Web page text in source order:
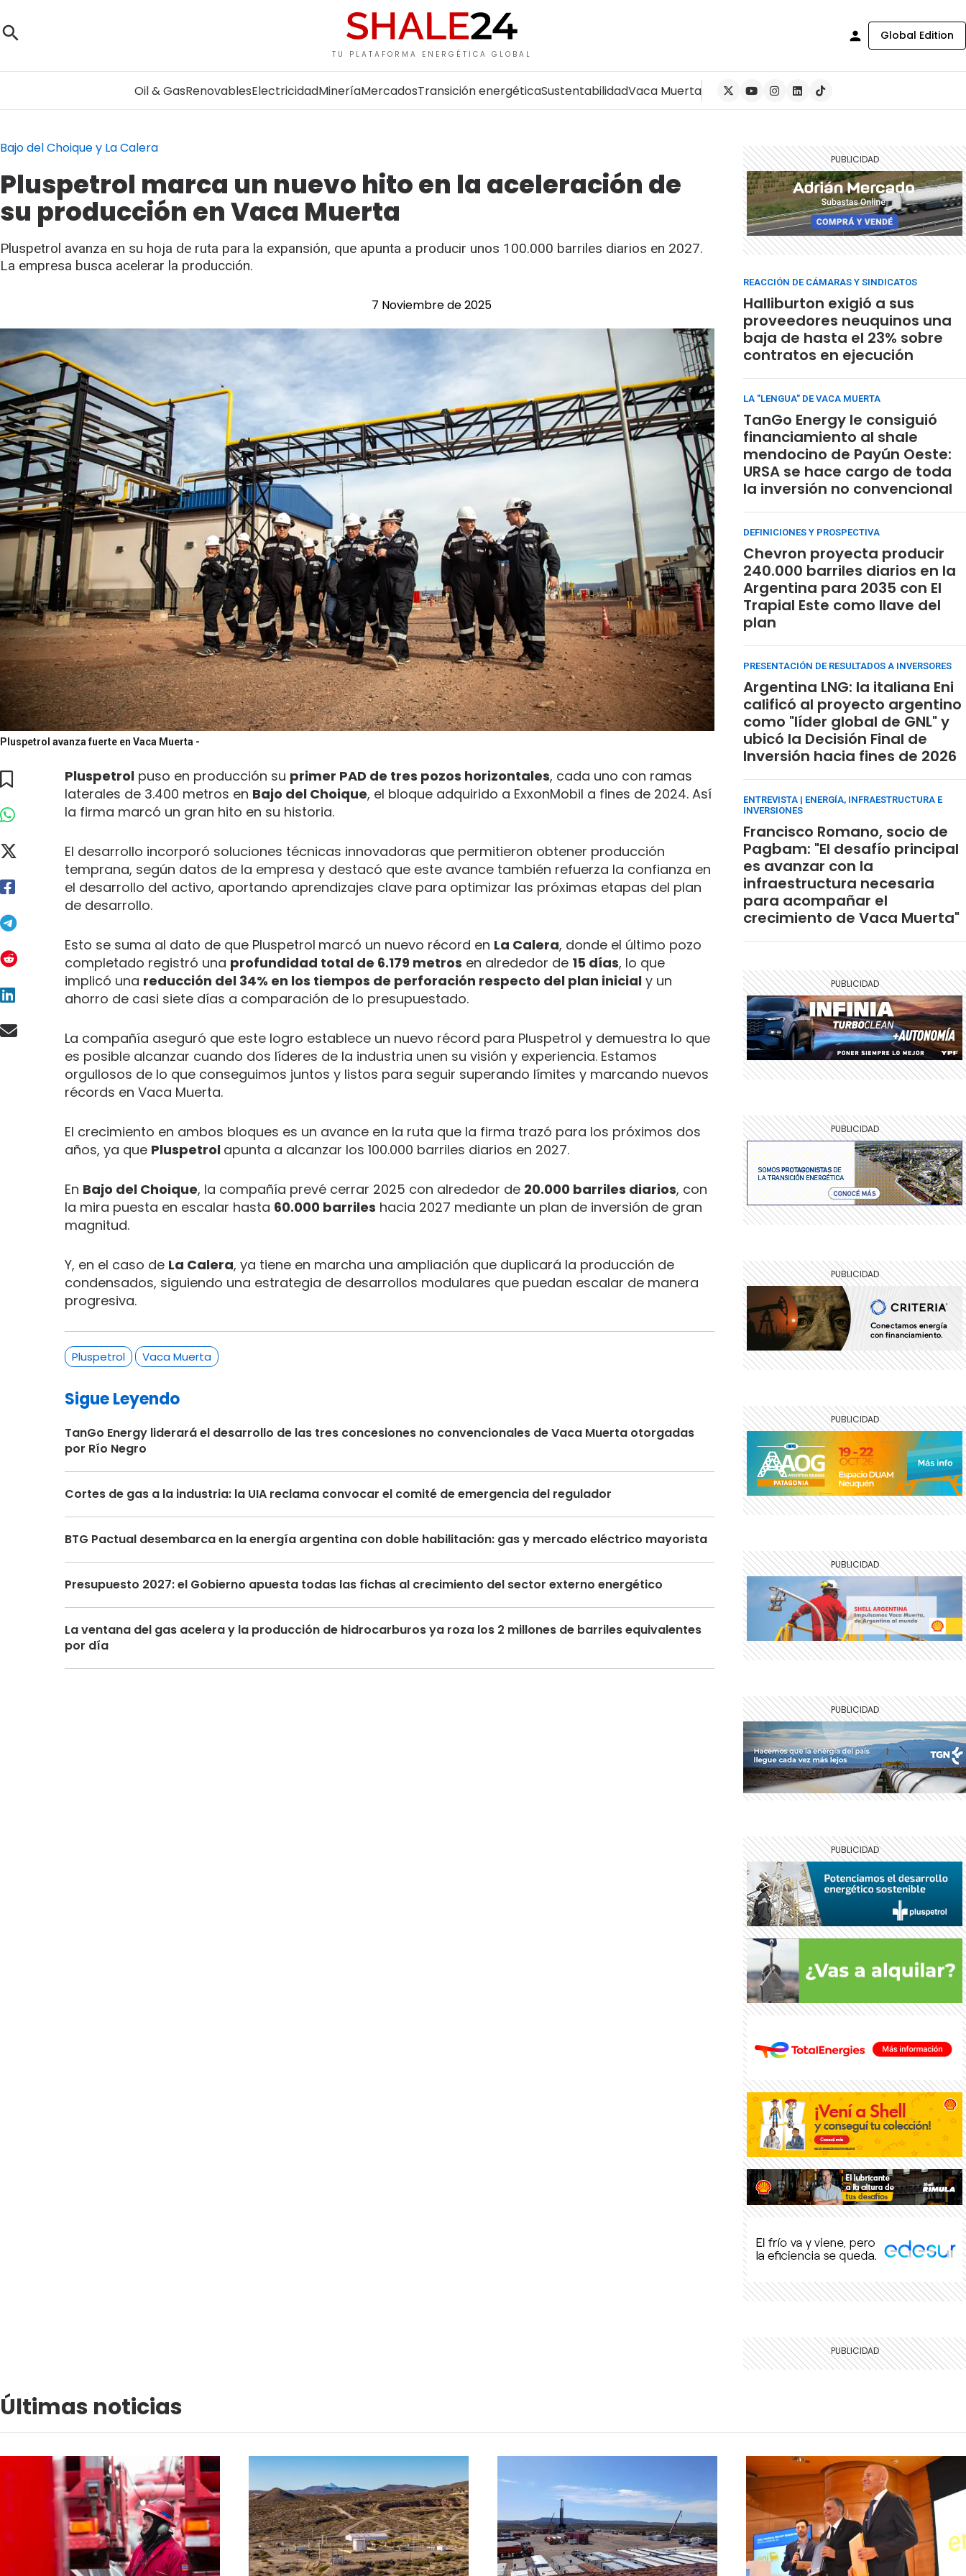
TU PLATAFORMA ENERGÉTICA GLOBAL
Global Edition
Oil & GasRenovablesElectricidadMineríaMercadosTransición energéticaSustentabilidadVaca Muerta
Bajo del Choique y La Calera
Pluspetrol marca un nuevo hito en la aceleración de
su producción en Vaca Muerta
Pluspetrol avanza en su hoja de ruta para la expansión, que apunta a producir unos 100.000 barriles diarios en 2027.
La empresa busca acelerar la producción.
7 Noviembre de 2025
Pluspetrol avanza fuerte en Vaca Muerta -
Pluspetrol puso en producción su primer PAD de tres pozos horizontales, cada uno con ramas
laterales de 3.400 metros en Bajo del Choique, el bloque adquirido a ExxonMobil a fines de 2024. Así
la firma marcó un gran hito en su historia.
El desarrollo incorporó soluciones técnicas innovadoras que permitieron obtener producción
temprana, según datos de la empresa y destacó que este avance también refuerza la confianza en
el desarrollo del activo, aportando aprendizajes clave para optimizar las próximas etapas del plan
de desarrollo.
Esto se suma al dato de que Pluspetrol marcó un nuevo récord en La Calera, donde el último pozo
completado registró una profundidad total de 6.179 metros en alrededor de 15 días, lo que
implicó una reducción del 34% en los tiempos de perforación respecto del plan inicial y un
ahorro de casi siete días a comparación de lo presupuestado.
La compañía aseguró que este logro establece un nuevo récord para Pluspetrol y demuestra lo que
es posible alcanzar cuando dos líderes de la industria unen su visión y experiencia. Estamos
orgullosos de lo que conseguimos juntos y listos para seguir superando límites y marcando nuevos
récords en Vaca Muerta.
El crecimiento en ambos bloques es un avance en la ruta que la firma trazó para los próximos dos
años, ya que Pluspetrol apunta a alcanzar los 100.000 barriles diarios en 2027.
En Bajo del Choique, la compañía prevé cerrar 2025 con alrededor de 20.000 barriles diarios, con
la mira puesta en escalar hasta 60.000 barriles hacia 2027 mediante un plan de inversión de gran
magnitud.
Y, en el caso de La Calera, ya tiene en marcha una ampliación que duplicará la producción de
condensados, siguiendo una estrategia de desarrollos modulares que puedan escalar de manera
progresiva.
Pluspetrol Vaca Muerta
Sigue Leyendo
TanGo Energy liderará el desarrollo de las tres concesiones no convencionales de Vaca Muerta otorgadas
por Río Negro
Cortes de gas a la industria: la UIA reclama convocar el comité de emergencia del regulador
BTG Pactual desembarca en la energía argentina con doble habilitación: gas y mercado eléctrico mayorista
Presupuesto 2027: el Gobierno apuesta todas las fichas al crecimiento del sector externo energético
La ventana del gas acelera y la producción de hidrocarburos ya roza los 2 millones de barriles equivalentes
por día
REACCIÓN DE CÁMARAS Y SINDICATOS
Halliburton exigió a sus
proveedores neuquinos una
baja de hasta el 23% sobre
contratos en ejecución
LA "LENGUA" DE VACA MUERTA
TanGo Energy le consiguió
financiamiento al shale
mendocino de Payún Oeste:
URSA se hace cargo de toda
la inversión no convencional
DEFINICIONES Y PROSPECTIVA
Chevron proyecta producir
240.000 barriles diarios en la
Argentina para 2035 con El
Trapial Este como llave del
plan
PRESENTACIÓN DE RESULTADOS A INVERSORES
Argentina LNG: la italiana Eni
calificó al proyecto argentino
como "líder global de GNL" y
ubicó la Decisión Final de
Inversión hacia fines de 2026
ENTREVISTA | ENERGÍA, INFRAESTRUCTURA E
INVERSIONES
Francisco Romano, socio de
Pagbam: "El desafío principal
es avanzar con la
infraestructura necesaria
para acompañar el
crecimiento de Vaca Muerta"
Últimas noticias